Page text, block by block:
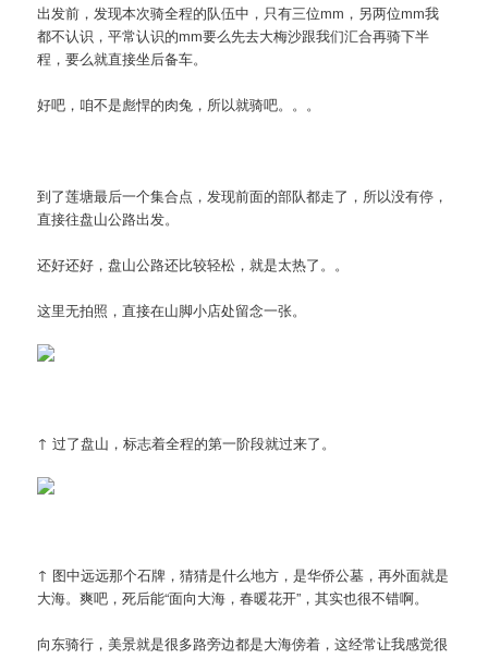
出发前，发现本次骑全程的队伍中，只有三位mm，另两位mm我
都不认识，平常认识的mm要么先去大梅沙跟我们汇合再骑下半
程，要么就直接坐后备车。
好吧，咱不是彪悍的肉兔，所以就骑吧。。。
到了莲塘最后一个集合点，发现前面的部队都走了，所以没有停，
直接往盘山公路出发。
还好还好，盘山公路还比较轻松，就是太热了。。
这里无拍照，直接在山脚小店处留念一张。
↑ 过了盘山，标志着全程的第一阶段就过来了。
↑ 图中远远那个石牌，猜猜是什么地方，是华侨公墓，再外面就是
大海。爽吧，死后能“面向大海，春暖花开”，其实也很不错啊。
向东骑行，美景就是很多路旁边都是大海傍着，这经常让我感觉很